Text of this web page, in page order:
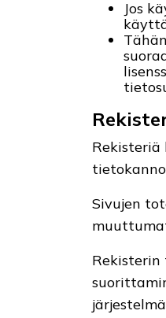
Jos
Sivujen